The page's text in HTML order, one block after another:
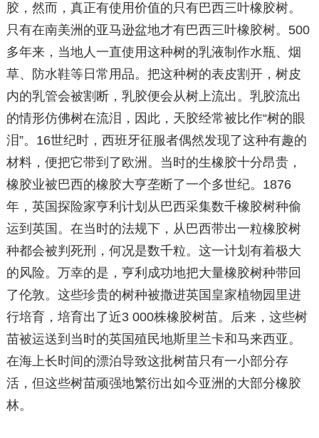
胶，然而，真正有使用价值的只有巴西三叶橡胶树。
只有在南美洲的亚马逊盆地才有巴西三叶橡胶树。500
多年来，当地人一直使用这种树的乳液制作水瓶、烟
草、防水鞋等日常用品。把这种树的表皮割开，树皮
内的乳管会被割断，乳胶便会从树上流出。乳胶流出
的情形仿佛树在流泪，因此，天胶经常被比作“树的眼
泪”。16世纪时，西班牙征服者偶然发现了这种有趣的
材料，便把它带到了欧洲。当时的生橡胶十分昂贵，
橡胶业被巴西的橡胶大亨垄断了一个多世纪。1876
年，英国探险家亨利计划从巴西采集数千橡胶树种偷
运到英国。在当时的法规下，从巴西带出一粒橡胶树
种都会被判死刑，何况是数千粒。这一计划有着极大
的风险。万幸的是，亨利成功地把大量橡胶树种带回
了伦敦。这些珍贵的树种被撒进英国皇家植物园里进
行培育，培育出了近3 000株橡胶树苗。后来，这些树
苗被运送到当时的英国殖民地斯里兰卡和马来西亚。
在海上长时间的漂泊导致这批树苗只有一小部分存
活，但这些树苗顽强地繁衍出如今亚洲的大部分橡胶
林。